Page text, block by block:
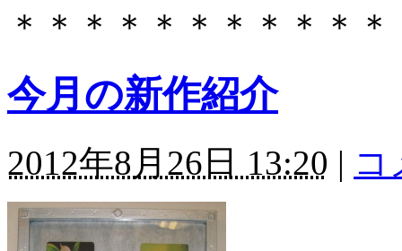
＊＊＊＊＊＊＊＊＊＊
今月の新作紹介
2012年8月26日 13:20 | コ